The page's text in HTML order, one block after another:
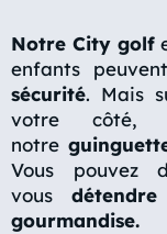
Notre City golf
enfants
sécurité. Mais
votre
notre
Vous pouvez
vous
gourmandise.